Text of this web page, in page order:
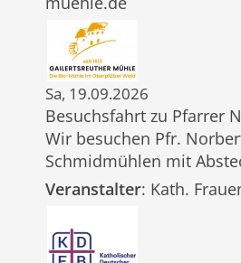
Sa, 19.09.2026
Besuchsfahrt zu Pfarrer
Wir besuchen Pfr.
Schmidmühlen mit
Veranstalter: Kath.